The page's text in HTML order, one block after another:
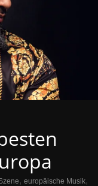
, europäische Musik,